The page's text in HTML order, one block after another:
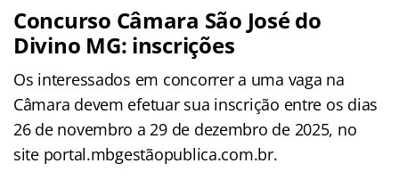
Concurso Câmara São José do
Divino MG: inscrições
Os interessados em concorrer a uma vaga na
Câmara devem efetuar sua inscrição entre os dias
26 de novembro a 29 de dezembro de 2025, no
site portal.mbgestãopublica.com.br.